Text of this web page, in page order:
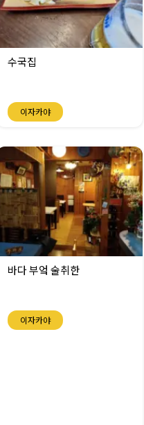
수국집
이자카야
바다 부엌 술취한
이자카야